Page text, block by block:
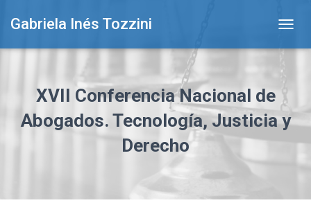
Gabriela Inés Tozzini
O
E
A
XVII Conferencia Nacional de
Abogados. Tecnología, Justicia y
Derecho